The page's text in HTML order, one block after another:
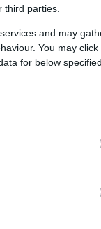
parties.
and may
You may
for below
τις
«Εισήχθη
ώρες
στο
Εργαζομένων